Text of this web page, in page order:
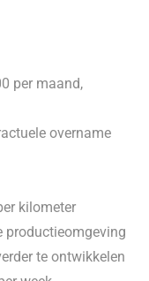
per maand,
overname
kilometer
productieomgeving
te ontwikkelen